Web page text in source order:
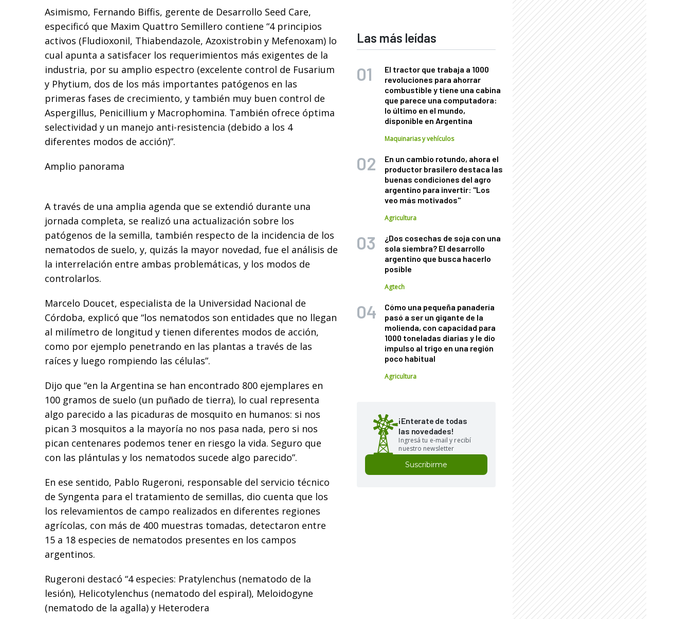
Asimismo, Fernando Biffis, gerente de Desarrollo Seed Care,
especificó que Maxim Quattro Semillero contiene “4 principios
activos (Fludioxonil, Thiabendazole, Azoxistrobin y Mefenoxam) lo
cual apunta a satisfacer los requerimientos más exigentes de la
industria, por su amplio espectro (excelente control de Fusarium
y Phytium, dos de los más importantes patógenos en las
primeras fases de crecimiento, y también muy buen control de
Aspergillus, Penicillium y Macrophomina. También ofrece óptima
selectividad y un manejo anti-resistencia (debido a los 4
diferentes modos de acción)”.
Amplio panorama
A través de una amplia agenda que se extendió durante una
jornada completa, se realizó una actualización sobre los
patógenos de la semilla, también respecto de la incidencia de los
nematodos de suelo, y, quizás la mayor novedad, fue el análisis de
la interrelación entre ambas problemáticas, y los modos de
controlarlos.
Marcelo Doucet, especialista de la Universidad Nacional de
Córdoba, explicó que “los nematodos son entidades que no llegan
al milímetro de longitud y tienen diferentes modos de acción,
como por ejemplo penetrando en las plantas a través de las
raíces y luego rompiendo las células”.
Dijo que “en la Argentina se han encontrado 800 ejemplares en
100 gramos de suelo (un puñado de tierra), lo cual representa
algo parecido a las picaduras de mosquito en humanos: si nos
pican 3 mosquitos a la mayoría no nos pasa nada, pero si nos
pican centenares podemos tener en riesgo la vida. Seguro que
con las plántulas y los nematodos sucede algo parecido”.
En ese sentido, Pablo Rugeroni, responsable del servicio técnico
de Syngenta para el tratamiento de semillas, dio cuenta que los
los relevamientos de campo realizados en diferentes regiones
agrícolas, con más de 400 muestras tomadas, detectaron entre
15 a 18 especies de nematodos presentes en los campos
argentinos.
Rugeroni destacó “4 especies: Pratylenchus (nematodo de la
lesión), Helicotylenchus (nematodo del espiral), Meloidogyne
(nematodo de la agalla) y Heterodera
Las más leídas
El tractor que trabaja a 1000
revoluciones para ahorrar
combustible y tiene una cabina
que parece una computadora:
lo último en el mundo,
disponible en Argentina
Maquinarias y vehículos
En un cambio rotundo, ahora el
productor brasilero destaca las
buenas condiciones del agro
argentino para invertir: "Los
veo más motivados"
Agricultura
¿Dos cosechas de soja con una
sola siembra? El desarrollo
argentino que busca hacerlo
posible
Agtech
Cómo una pequeña panadería
pasó a ser un gigante de la
molienda, con capacidad para
1000 toneladas diarias y le dio
impulso al trigo en una región
poco habitual
Agricultura
¡Enterate de todas
las novedades!
Ingresá tu e-mail y recibí
nuestro newsletter
Suscribirme